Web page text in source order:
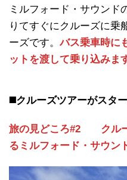
ミルフォード・サウンド
りてすぐにクルーズに乗
ーズです。バス乗車時に
ットを渡して乗り込みま
◼️クルーズツアーがスタ
旅の見どころ#2 クルー
るミルフォード・サウン